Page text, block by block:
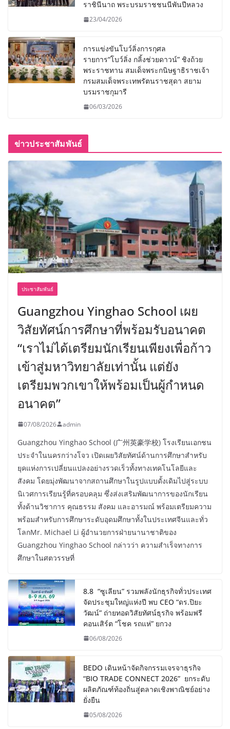
ราชินีนาถ พระบรมราชชนนีพันปีหลวง
23/04/2026
การแข่งขันโบว์ลิ่งการกุศล
รายการ“โบว์ลิ่ง กลิ้งช่วยดาวน์” ชิงถ้วย
พระราชทาน สมเด็จพระกนิษฐาธิราชเจ้า
กรมสมเด็จพระเทพรัตนราชสุดา สยาม
บรมราชกุมารี
06/03/2026
ข่าวประชาสัมพันธ์
ประชาสัมพันธ์
Guangzhou Yinghao School เผย
วิสัยทัศน์การศึกษาที่พร้อมรับอนาคต
“เราไม่ได้เตรียมนักเรียนเพียงเพื่อก้าว
เข้าสู่มหาวิทยาลัยเท่านั้น แต่ยัง
เตรียมพวกเขาให้พร้อมเป็นผู้กำหนด
อนาคต”
07/08/2026 admin
Guangzhou Yinghao School (广州英豪学校) โรงเรียนเอกชน
ประจำในนครกว่างโจว เปิดเผยวิสัยทัศน์ด้านการศึกษาสำหรับ
ยุคแห่งการเปลี่ยนแปลงอย่างรวดเร็วทั้งทางเทคโนโลยีและ
สังคม โดยมุ่งพัฒนาจากสถานศึกษาในรูปแบบดั้งเดิมไปสู่ระบบ
นิเวศการเรียนรู้ที่ครอบคลุม ซึ่งส่งเสริมพัฒนาการของนักเรียน
ทั้งด้านวิชาการ คุณธรรม สังคม และอารมณ์ พร้อมเตรียมความ
พร้อมสำหรับการศึกษาระดับอุดมศึกษาทั้งในประเทศจีนและทั่ว
โลกMr. Michael Li ผู้อำนวยการฝ่ายนานาชาติของ
Guangzhou Yinghao School กล่าวว่า ความสำเร็จทางการ
ศึกษาในศตวรรษที่
8.8 “ซูเลียน” รวมพลังนักธุรกิจทั่วประเทศ
จัดประชุมใหญ่แห่งปี พบ CEO “ดร.ปิยะ
วัฒน์” ถ่ายทอดวิสัยทัศน์ธุรกิจ พร้อมฟรี
คอนเสิร์ต “โชค รถแห่” ยกวง
06/08/2026
BEDO เดินหน้าจัดกิจกรรมเจรจาธุรกิจ
“BIO TRADE CONNECT 2026” ยกระดับ
ผลิตภัณฑ์ท้องถิ่นสู่ตลาดเชิงพาณิชย์อย่าง
ยั่งยืน
05/08/2026